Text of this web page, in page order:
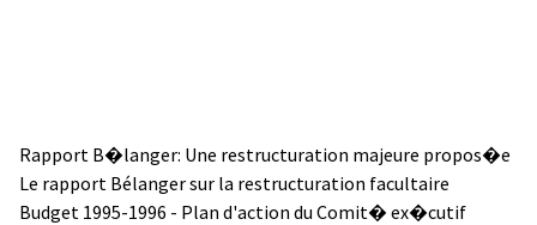
Rapport B�langer: Une restructuration majeure propos�e
Le rapport Bélanger sur la restructuration facultaire
Budget 1995-1996 - Plan d'action du Comit� ex�cutif